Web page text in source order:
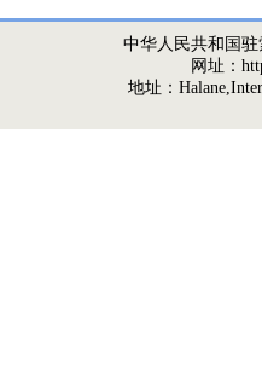
中华人民共和国
网址：
地址：